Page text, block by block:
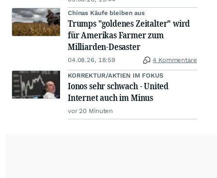
Chinas Käufe bleiben aus
Trumps "goldenes Zeitalter" wird
für Amerikas Farmer zum
Milliarden-Desaster
04.08.26, 18:59 4 Kommentare
KORREKTUR/AKTIEN IM FOKUS
Ionos sehr schwach - United
Internet auch im Minus
vor 20 Minuten